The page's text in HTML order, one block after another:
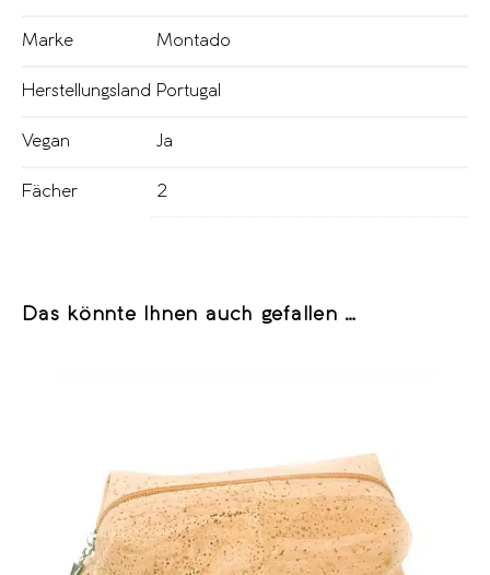
Marke Montado
Herstellungsland Portugal
Vegan Ja
Fächer 2
Das könnte Ihnen auch gefallen …